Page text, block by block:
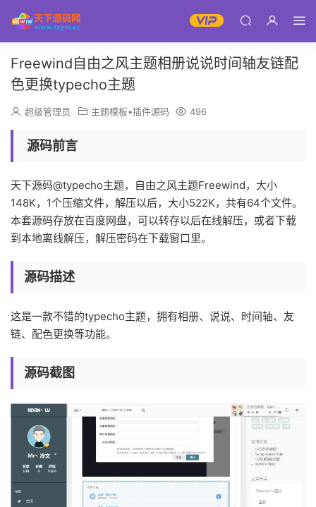
Freewind自由之风主题相册说说时间轴友链配
色更换typecho主题
超级管理员 主题模板▪插件源码 496
源码前言
天下源码@typecho主题，自由之风主题Freewind，大小
148K，1个压缩文件，解压以后，大小522K，共有64个文件。
本套源码存放在百度网盘，可以转存以后在线解压，或者下载
到本地离线解压，解压密码在下载窗口里。
源码描述
这是一款不错的typecho主题，拥有相册、说说、时间轴、友
链、配色更换等功能。
源码截图